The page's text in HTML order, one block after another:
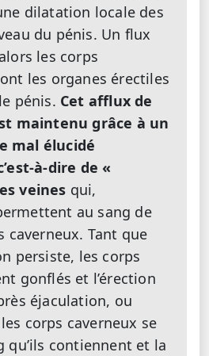
dilatation locale des
du pénis. Un flux
les corps
les organes érectiles
pénis. Cet afflux de
maintenu grâce à un
mal élucidé
à-dire de «
veines qui,
au sang de
caverneux. Tant que
persiste, les corps
gonflés et l’érection
éjaculation, ou
corps caverneux se
qu’ils contiennent et la